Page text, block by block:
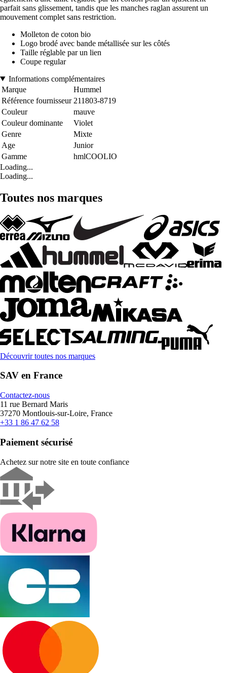
parfait sans glissement, tandis que les manches raglan assurent un
mouvement complet sans restriction.
Molleton de coton bio
Logo brodé avec bande métallisée sur les côtés
Taille réglable par un lien
Coupe regular
Informations complémentaires
Marque
Hummel
Référence fournisseur 211803-8719
Couleur
mauve
Couleur dominante
Violet
Genre
Mixte
Age
Junior
Gamme
hmlCOOLIO
Loading...
Loading...
Toutes nos marques
Découvrir toutes nos marques
SAV en France
Contactez-nous
11 rue Bernard Maris
37270 Montlouis-sur-Loire, France
+33 1 86 47 62 58
Paiement sécurisé
Achetez sur notre site en toute confiance